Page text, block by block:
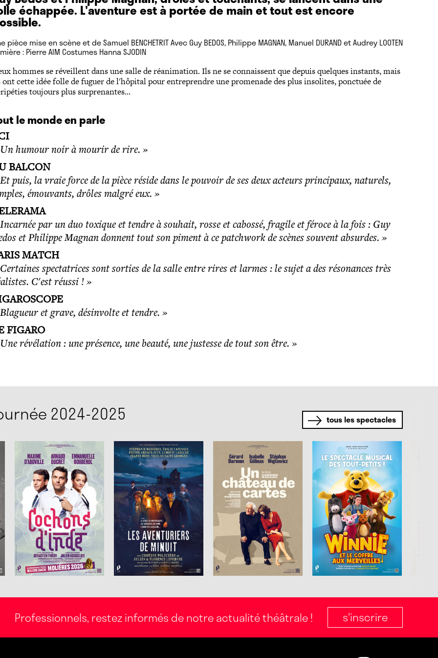
échappée. L'aventure est à portée de main et tout est encore
pièce mise en scène et de Samuel BENCHETRIT Avec Guy BEDOS, Philippe MAGNAN, Manuel DURAND et Audrey LOOTEN
: Pierre AIM Costumes Hanna SJODIN
hommes se réveillent dans une salle de réanimation. Ils ne se connaissent que depuis quelques instants, mais
cette idée folle de fuguer de l'hôpital pour entreprendre une promenade des plus insolites, ponctuée de
toujours plus surprenantes...
le monde en parle
humour noir à mourir de rire. »
BALCON
puis, la vraie force de la pièce réside dans le pouvoir de ses deux acteurs principaux, naturels,
émouvants, drôles malgré eux. »
par un duo toxique et tendre à souhait, rosse et cabossé, fragile et féroce à la fois : Guy
et Philippe Magnan donnent tout son piment à ce patchwork de scènes souvent absurdes. »
MATCH
spectatrices sont sorties de la salle entre rires et larmes : le sujet a des résonances très
C'est réussi ! »
et grave, désinvolte et tendre. »
FIGARO
révélation : une présence, une beauté, une justesse de tout son être. »
2024-2025 tous les spectacles
Professionnels, restez informés de notre actualité théâtrale ! s'inscrire